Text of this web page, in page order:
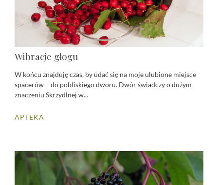
Wibracje głogu
W końcu znajduję czas, by udać się na moje ulubione miejsce
spacerów – do pobliskiego dworu. Dwór świadczy o dużym
znaczeniu Skrzydlnej w...
APTEKA